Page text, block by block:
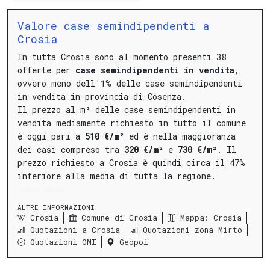
Valore case semindipendenti a
Crosia
In tutta Crosia sono al momento presenti 38
offerte per case semindipendenti in vendita,
ovvero meno dell'1% delle case semindipendenti
in vendita in provincia di Cosenza.
Il prezzo al m² delle case semindipendenti in
vendita mediamente richiesto in tutto il comune
è oggi pari a 510 €/m² ed è nella maggioranza
dei casi compreso tra 320 €/m² e 730 €/m² . Il
prezzo richiesto a Crosia è quindi circa il 47%
inferiore alla media di tutta la regione.
ALTRE INFORMAZIONI
Crosia Comune di Crosia
Mappa: Crosia
Quotazioni a Crosia
Quotazioni zona Mirto
Quotazioni OMI
Geopoi